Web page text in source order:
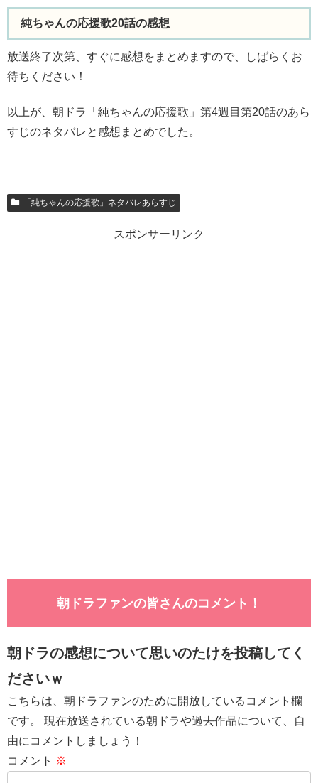
純ちゃんの応援歌20話の感想
放送終了次第、すぐに感想をまとめますので、しばらくお
待ちください！
以上が、朝ドラ「純ちゃんの応援歌」第4週目第20話のあら
すじのネタバレと感想まとめでした。
「純ちゃんの応援歌」ネタバレあらすじ
スポンサーリンク
朝ドラファンの皆さんのコメント！
朝ドラの感想について思いのたけを投稿してく
ださいｗ
こちらは、朝ドラファンのために開放しているコメント欄
です。 現在放送されている朝ドラや過去作品について、自
由にコメントしましょう！
コメント ※